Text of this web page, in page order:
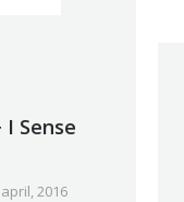
I Sense
2016